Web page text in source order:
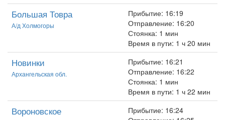
Большая Товра
А/д Холмогоры
Прибытие: 16:19
Отправление: 16:20
Стоянка: 1 мин
Время в пути: 1 ч 20 мин
Новинки
Архангельская обл.
Прибытие: 16:21
Отправление: 16:22
Стоянка: 1 мин
Время в пути: 1 ч 22 мин
Вороновское
Прибытие: 16:24